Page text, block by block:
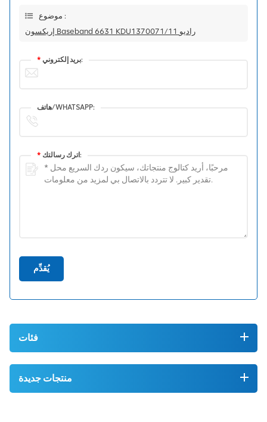
موضوع :
إريكسون Baseband 6631 KDU1370071/11 راديو
* بريد إلكتروني:
هاتف/WHATSAPP:
* اترك رسالتك:
يُقدِّم
فئات
منتجات جديدة